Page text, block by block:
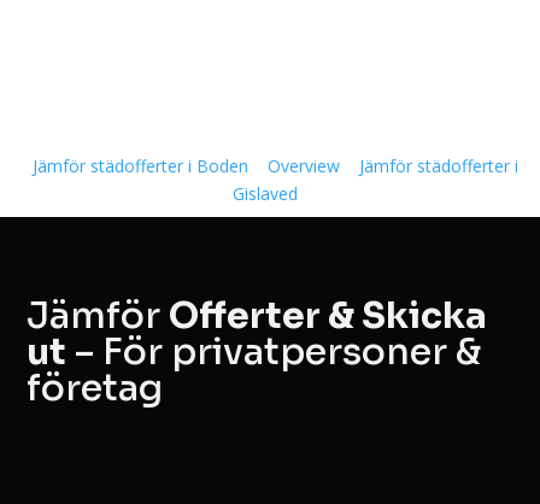
Jämför städofferter i Boden Overview
Jämför städofferter i
Gislaved
Jämför Offerter & Skicka
ut – För privatpersoner &
företag